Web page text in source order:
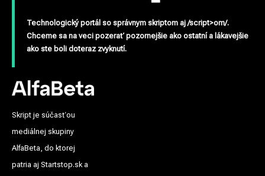
Technologický portál so správnym skriptom aj /script>om/.
Chceme sa na veci pozerať pozornejšie ako ostatní a lákavejšie
ako ste boli doteraz zvyknutí.
Skript je súčasťou
mediálnej skupiny
AlfaBeta, do ktorej
patria aj Startstop.sk a